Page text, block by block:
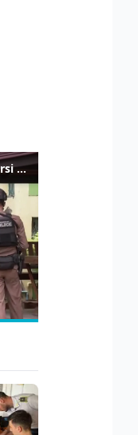
Sparatoria in una scuola in Thailandia, i soccorsi sul posto